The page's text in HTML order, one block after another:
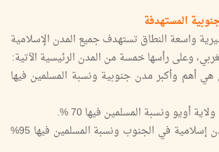
المستهدفة
واسعة النطاق تستهدف جميع المدن الإسلامية
وعلى رأسها خمسة من المدن الرئيسية الآتية:
أهم وأكبر مدن جنوبية ونسبة المسلمين فيها
أويو ونسبة المسلمين فيها 70 %.
- مدينة ايوو أكبر مدن إسلامية في الجنوب ونسبة المسلمين فيها 95%